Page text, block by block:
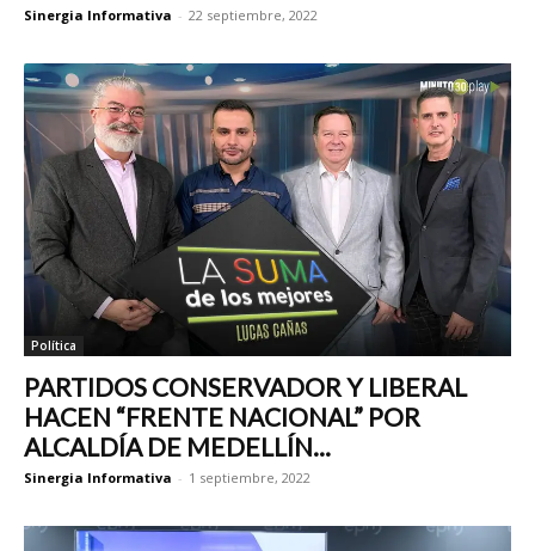
Sinergia Informativa - 22 septiembre, 2022
Política
PARTIDOS CONSERVADOR Y LIBERAL
HACEN “FRENTE NACIONAL” POR
ALCALDÍA DE MEDELLÍN...
Sinergia Informativa - 1 septiembre, 2022